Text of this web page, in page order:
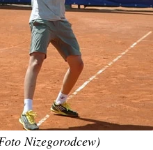
Nizegorodcew)